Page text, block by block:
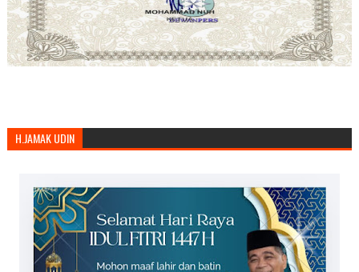
H.JAMAK UDIN